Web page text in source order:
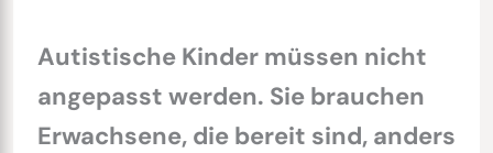
Autistische Kinder müssen nicht
angepasst werden. Sie brauchen
Erwachsene, die bereit sind, anders